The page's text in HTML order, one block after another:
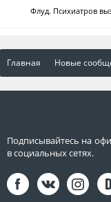
Флуд. Психиатров
Главная Новые
Подписывайтесь на
в социальных сетях.